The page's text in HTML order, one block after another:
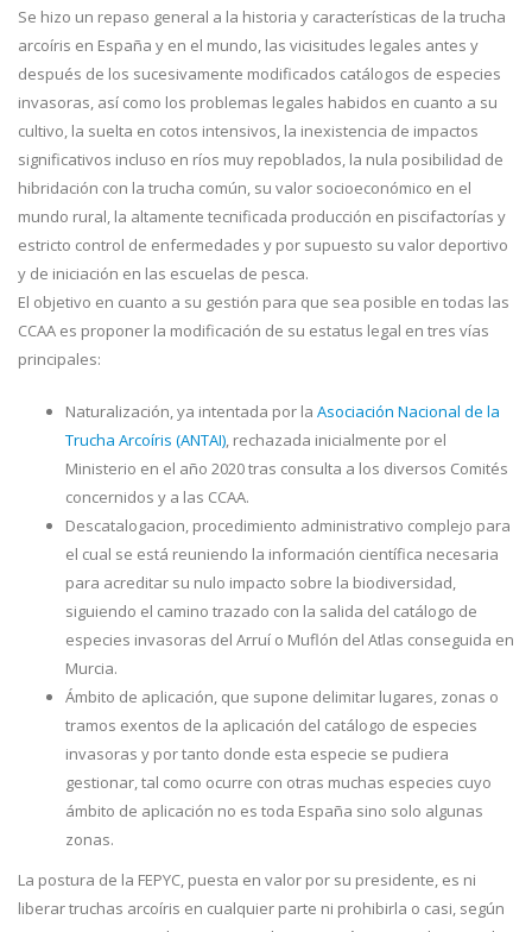
Se hizo un repaso general a la historia y características de la trucha
arcoíris en España y en el mundo, las vicisitudes legales antes y
después de los sucesivamente modificados catálogos de especies
invasoras, así como los problemas legales habidos en cuanto a su
cultivo, la suelta en cotos intensivos, la inexistencia de impactos
significativos incluso en ríos muy repoblados, la nula posibilidad de
hibridación con la trucha común, su valor socioeconómico en el
mundo rural, la altamente tecnificada producción en piscifactorías y
estricto control de enfermedades y por supuesto su valor deportivo
y de iniciación en las escuelas de pesca.
El objetivo en cuanto a su gestión para que sea posible en todas las
CCAA es proponer la modificación de su estatus legal en tres vías
principales:
Naturalización, ya intentada por la Asociación Nacional de la
Trucha Arcoíris (ANTAI), rechazada inicialmente por el
Ministerio en el año 2020 tras consulta a los diversos Comités
concernidos y a las CCAA.
Descatalogacion, procedimiento administrativo complejo para
el cual se está reuniendo la información científica necesaria
para acreditar su nulo impacto sobre la biodiversidad,
siguiendo el camino trazado con la salida del catálogo de
especies invasoras del Arruí o Muflón del Atlas conseguida en
Murcia.
Ámbito de aplicación, que supone delimitar lugares, zonas o
tramos exentos de la aplicación del catálogo de especies
invasoras y por tanto donde esta especie se pudiera
gestionar, tal como ocurre con otras muchas especies cuyo
ámbito de aplicación no es toda España sino solo algunas
zonas.
La postura de la FEPYC, puesta en valor por su presidente, es ni
liberar truchas arcoíris en cualquier parte ni prohibirla o casi, según